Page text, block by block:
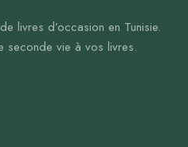
livres d’occasion en Tunisie.
seconde vie à vos livres.